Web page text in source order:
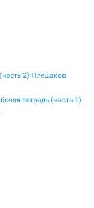
2) Плешаков